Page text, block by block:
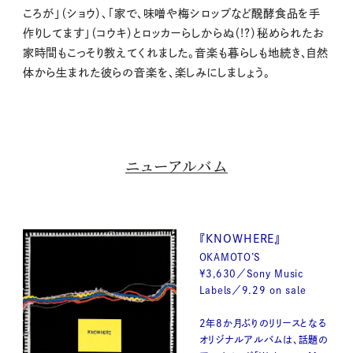
ころが」（ショウ）、「家で、味噌や梅シロップなど醗酵食品を手
作りしてます」（コウキ）とロッカーらしからぬ（!?）秘められたお
家時間もこっそり教えてくれました。音楽も暮らしも地続き、自然
体から生まれた彼らの音楽を、楽しみにしましょう。
ニューアルバム
『KNOWHERE』
OKAMOTO’S
¥3,630／Sony Music
Labels／9.29 on sale
2年8か月ぶりのリリースとなる
オリジナルアルバムは、話題の